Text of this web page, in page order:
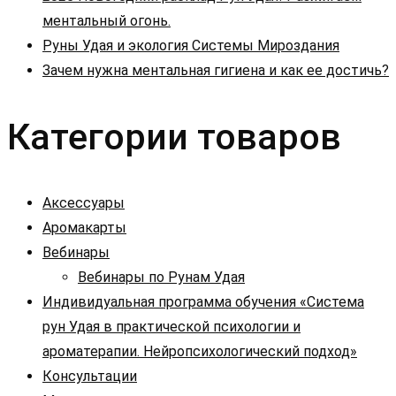
ментальный огонь.
Руны Удая и экология Системы Мироздания
Зачем нужна ментальная гигиена и как ее достичь?
Категории товаров
Аксессуары
Аромакарты
Вебинары
Вебинары по Рунам Удая
Индивидуальная программа обучения «Система
рун Удая в практической психологии и
ароматерапии. Нейропсихологический подход»
Консультации